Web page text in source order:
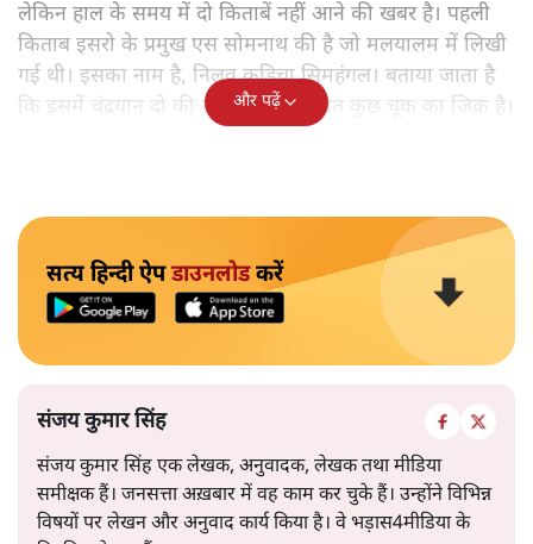
लेकिन हाल के समय में दो किताबें नहीं आने की खबर है। पहली
किताब इसरो के प्रमुख एस सोमनाथ की है जो मलयालम में लिखी
गई थी। इसका नाम है, निलवु कुडिचा सिमहंगल। बताया जाता है
कि इसमें चंद्रयान दो की नाकामी से संबंधित कुछ चूक का जिक्र है।
और पढ़ें
सत्य हिन्दी ऐपडाउनलोडकरें
संजय कुमार सिंह
संजय कुमार सिंह एक लेखक, अनुवादक, लेखक तथा मीडिया
समीक्षक हैं। जनसत्ता अख़बार में वह काम कर चुके हैं। उन्होंने विभिन्न
विषयों पर लेखन और अनुवाद कार्य किया है। वे भड़ास4मीडिया के